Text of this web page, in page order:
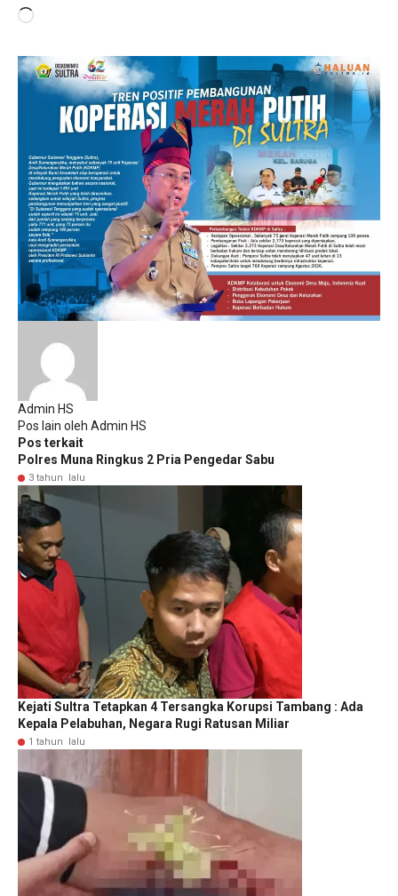
Memuat...
Admin HS
Pos lain oleh Admin HS
Pos terkait
Polres Muna Ringkus 2 Pria Pengedar Sabu
3 tahun lalu
Kejati Sultra Tetapkan 4 Tersangka Korupsi Tambang : Ada
Kepala Pelabuhan, Negara Rugi Ratusan Miliar
1 tahun lalu